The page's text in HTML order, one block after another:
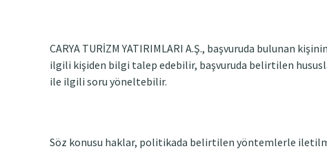
CARYA TURİZM YATIRIMLARI A.Ş., başvuruda bulunan
ilgili kişiden bilgi talep edebilir, başvuruda belirtilen
ile ilgili soru yöneltebilir.
Söz konusu haklar, politikada belirtilen yöntemlerle